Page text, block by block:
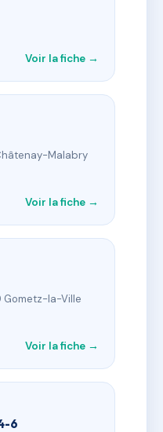
Voir la fiche →
Malabry
Voir la fiche →
Gometz-la-Ville
Voir la fiche →
6